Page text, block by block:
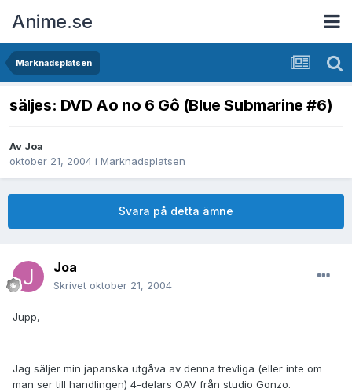
Anime.se
Marknadsplatsen
säljes: DVD Ao no 6 Gô (Blue Submarine #6)
Av Joa
oktober 21, 2004 i Marknadsplatsen
Svara på detta ämne
Joa
Skrivet oktober 21, 2004
Jupp,
Jag säljer min japanska utgåva av denna trevliga (eller inte om
man ser till handlingen) 4-delars OAV från studio Gonzo.